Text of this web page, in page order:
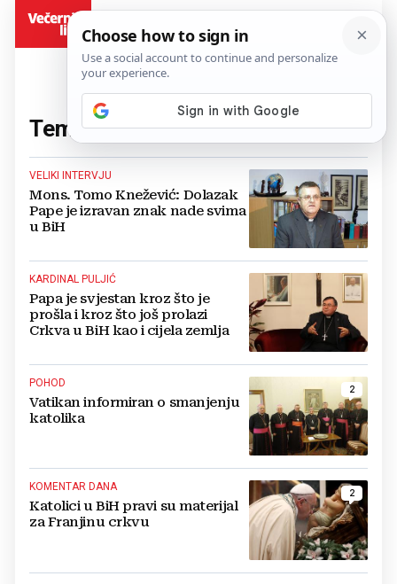
Tema:katolici(84 članaka)
VELIKI INTERVJU
Mons. Tomo Knežević: Dolazak
Pape je izravan znak nade svima
u BiH
KARDINAL PULJIĆ
Papa je svjestan kroz što je
prošla i kroz što još prolazi
Crkva u BiH kao i cijela zemlja
2
POHOD
Vatikan informiran o smanjenju
katolika
2
KOMENTAR DANA
Katolici u BiH pravi su materijal
za Franjinu crkvu